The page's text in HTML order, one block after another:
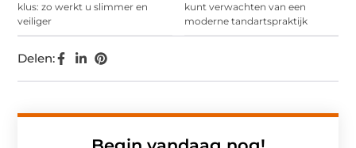
klus: zo werkt u slimmer en
veiliger
kunt verwachten van een
moderne tandartspraktijk
Delen: